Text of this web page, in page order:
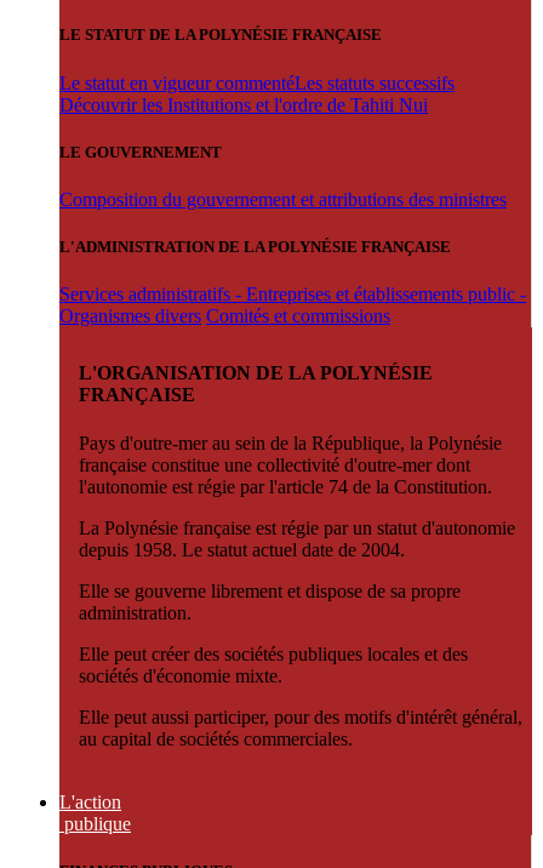
LE STATUT DE LA POLYNÉSIE FRANÇAISE
Le statut en vigueur commentéLes statuts successifs
Découvrir les Institutions et l'ordre de Tahiti Nui
LE GOUVERNEMENT
Composition du gouvernement et attributions des ministres
L'ADMINISTRATION DE LA POLYNÉSIE FRANÇAISE
Services administratifs - Entreprises et établissements public -
Organismes divers Comités et commissions
L'ORGANISATION DE LA POLYNÉSIE
FRANÇAISE
Pays d'outre-mer au sein de la République, la Polynésie
française constitue une collectivité d'outre-mer dont
l'autonomie est régie par l'article 74 de la Constitution.
La Polynésie française est régie par un statut d'autonomie
depuis 1958. Le statut actuel date de 2004.
Elle se gouverne librement et dispose de sa propre
administration.
Elle peut créer des sociétés publiques locales et des
sociétés d'économie mixte.
Elle peut aussi participer, pour des motifs d'intérêt général,
au capital de sociétés commerciales.
L'action
publique